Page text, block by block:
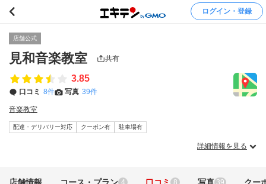
ログイン・登録
店舗公式
見和音楽教室 共有
3.85
口コミ 8件 写真 39件
音楽教室
配達・デリバリー対応 クーポン有 駐車場有
詳細情報を見る
4 8 39